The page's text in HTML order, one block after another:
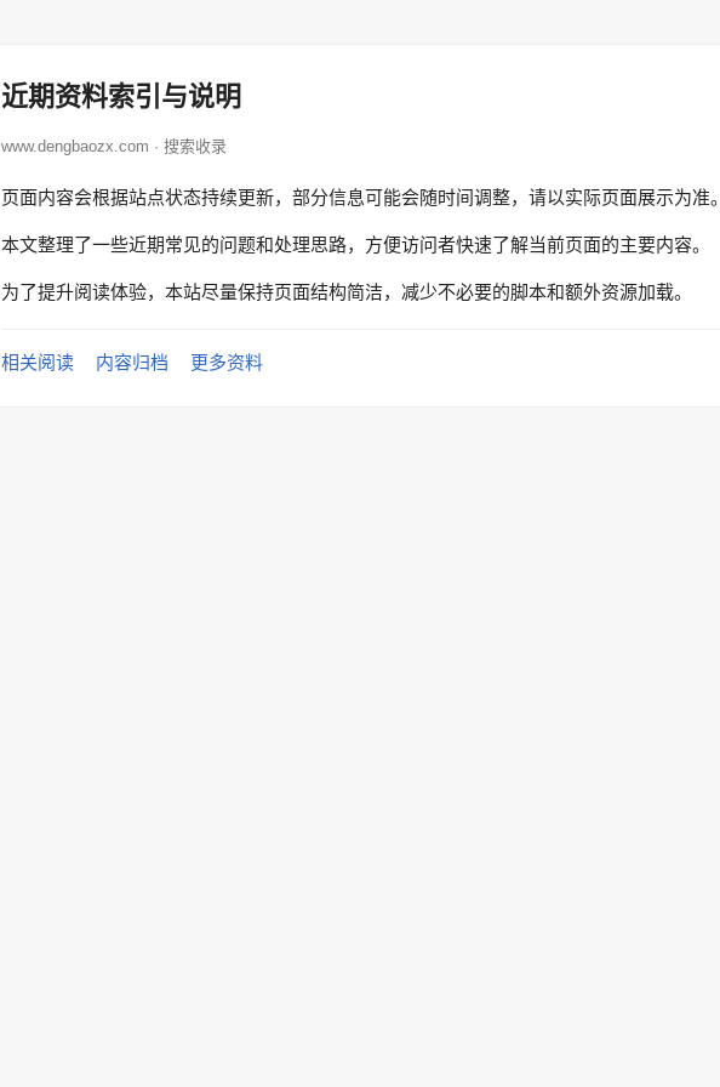
近期资料索引与说明
www.dengbaozx.com · 搜索收录
页面内容会根据站点状态持续更新，部分信息可能会随时间调整，请以实际页面展示为准。
本文整理了一些近期常见的问题和处理思路，方便访问者快速了解当前页面的主要内容。
为了提升阅读体验，本站尽量保持页面结构简洁，减少不必要的脚本和额外资源加载。
相关阅读 内容归档 更多资料